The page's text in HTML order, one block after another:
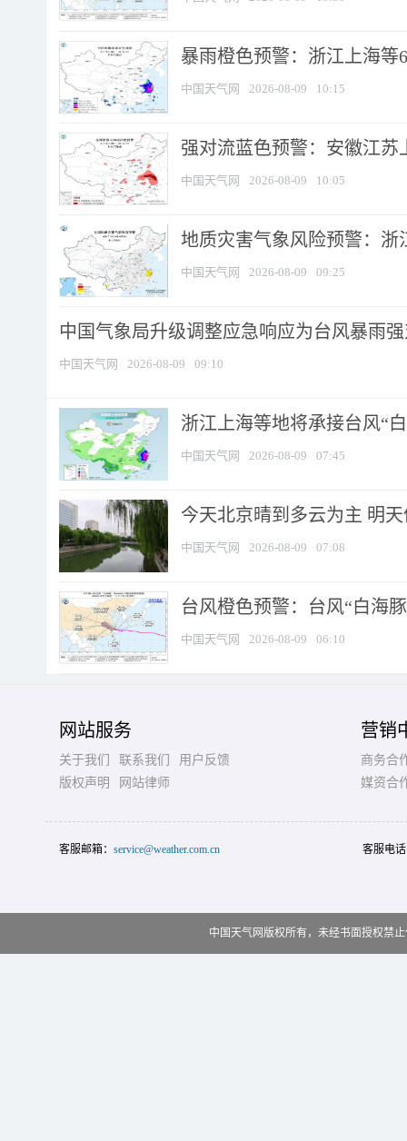
暴雨橙色预警：浙江上海等
中国天气网 2026-08-09 10:15
强对流蓝色预警：安徽江苏
中国天气网 2026-08-09 10:05
地质灾害气象风险预警：浙
中国天气网 2026-08-09 09:25
中国气象局升级调整应急响应为台风暴雨
中国天气网 2026-08-09 09:10
浙江上海等地将承接台风“
中国天气网 2026-08-09 07:45
今天北京晴到多云为主 明
中国天气网 2026-08-09 07:08
台风橙色预警：台风“白海
中国天气网 2026-08-09 06:10
网站服务
关于我们 联系我们
用户反馈
版权声明
网站律师
营销
商务合
媒资合
客服邮箱： service@weather.com.cn 客服电
中国天气网版权所有，未经书面授权